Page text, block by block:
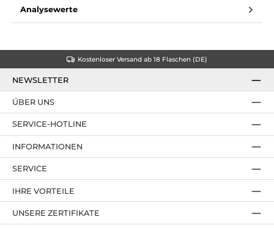
Analysewerte
Kostenloser Versand ab 18 Flaschen (DE)
NEWSLETTER
SERVICE-HOTLINE
IHRE VORTEILE
ÜBER UNS
UNSERE ZERTIFIKATE
INFORMATIONEN
SERVICE